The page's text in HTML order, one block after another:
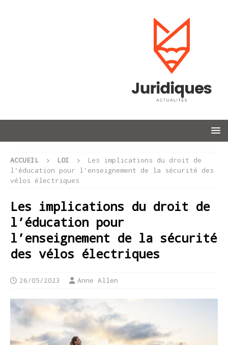
ACCUEIL LOI
Les implications du droit de
l’éducation pour l’enseignement de la sécurité des
vélos électriques
Les implications du droit de
l’éducation pour
l’enseignement de la sécurité
des vélos électriques
26/05/2023 Anne Allen